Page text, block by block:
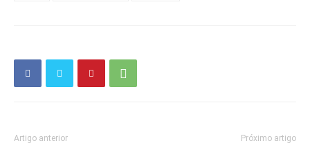
Artigo anterior Próximo artigo